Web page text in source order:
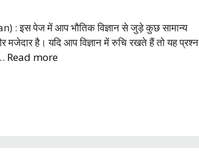
: इस पेज में आप भौतिक विज्ञान से जुड़े कुछ सामान्य
मजेदार है। यदि आप विज्ञान में रुचि रखते हैं तो यह प्रश्न
Read more